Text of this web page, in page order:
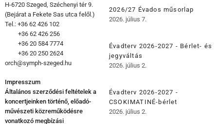
H-6720 Szeged, Széchenyi tér 9.
(Bejárat a Fekete Sas utca felől.)
Tel.: +36 62 426 102
+36 62 426 256
+36 20 584 7774
+36 20 250 2624
orch@symph-szeged.hu
Impresszum
Általános szerződési feltételek a
koncertjeinken történő, előadó-
művészeti közreműködésre
vonatkozó megbízási
2026/27 Évados műsorlap
2026. július 7.
Évadterv 2026-2027 - Bérlet- és
jegyváltás
2026. július 2.
Évadterv 2026-2027 -
CSOKIMATINÉ-bérlet
2026. július 2.